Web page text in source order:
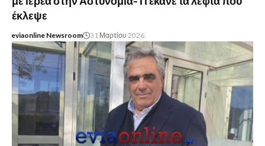
έκλεψε
eviaonline Newsroom 31 Μαρτίου 2026